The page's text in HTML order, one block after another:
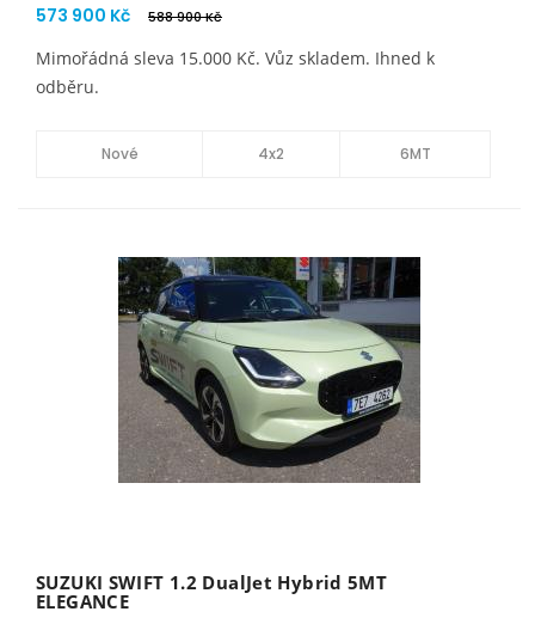
573 900 Kč 588 900 Kč
Mimořádná sleva 15.000 Kč. Vůz skladem. Ihned k
odběru.
Nové 4x2 6MT
SUZUKI SWIFT 1.2 DualJet Hybrid 5MT
ELEGANCE